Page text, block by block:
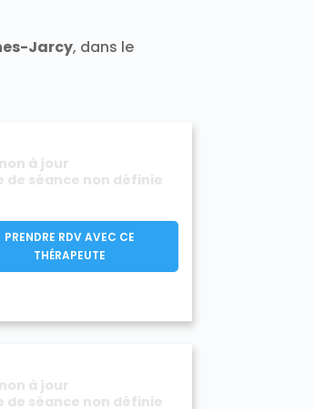
91580
Villejust 91140
Jarcy, dans le
à jour
de séance non définie
PRENDRE RDV AVEC CE
THÉRAPEUTE
à jour
de séance non définie